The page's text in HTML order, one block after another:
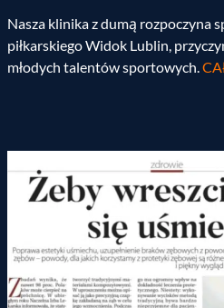
Nasza klinika z dumą rozpoczyna
piłkarskiego Widok Lublin,
młodych talentów sportowych.